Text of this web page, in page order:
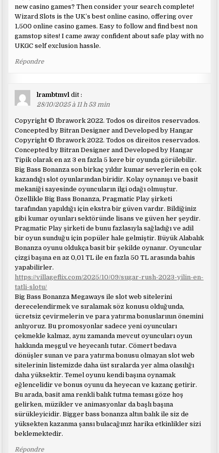
new casino games? Then consider your search complete!
Wizard Slots is the UK’s best online casino, offering over
1,500 online casino games. Easy to follow and find best non
gamstop sites! I came away confident about safe play with no
UKGC self exclusion hassle.
Répondre
lrambtmvl dit :
28/10/2025 à 11 h 53 min
Copyright © Ibrawork 2022. Todos os direitos reservados.
Concepted by Bitran Designer and Developed by Hangar
Copyright © Ibrawork 2022. Todos os direitos reservados.
Concepted by Bitran Designer and Developed by Hangar
Tipik olarak en az 3 en fazla 5 kere bir oyunda görülebilir.
Big Bass Bonanza son birkaç yıldır kumar severlerin en çok
kazandığı slot oyunlarından biridir. Kolay oynanışı ve basit
mekaniği sayesinde oyuncuların ilgi odağı olmuştur.
Özellikle Big Bass Bonanza, Pragmatic Play şirketi
tarafından yapıldığı için ekstra bir güven vardır. Bildiğiniz
gibi kumar oyunları sektöründe lisans ve güven her şeydir.
Pragmatic Play şirketi de bunu fazlasıyla sağladığı ve adil
bir oyun sunduğu için popüler hale gelmiştir. Büyük Alabalık
Bonanza oyunu oldukça basit bir şekilde oynanır. Oyuncular
çizgi başına en az 0,01 TL ile en fazla 50 TL arasında bahis
yapabilirler.
https://villageflix.com/2025/10/09/sugar-rush-2023-yilin-en-
tatli-slotu/
Big Bass Bonanza Megaways ile slot web sitelerini
derecelendirmek ve sıralamak söz konusu olduğunda,
ücretsiz çevirmelerin ve para yatırma bonuslarının önemini
anlıyoruz. Bu promosyonlar sadece yeni oyuncuları
çekmekle kalmaz, aynı zamanda mevcut oyuncuları oyun
hakkında meşgul ve heyecanlı tutar. Cömert bedava
dönüşler sunan ve para yatırma bonusu olmayan slot web
sitelerinin listemizde daha üst sıralarda yer alma olasılığı
daha yüksektir. Temel oyunu kendi başına oynamak
eğlencelidir ve bonus oyunu da heyecan ve kazanç getirir.
Bu arada, basit ama renkli balık tutma teması göze hoş
gelirken, müzikler ve animasyonlar da başlı başına
sürükleyicidir. Bigger bass bonanza altın balık ile siz de
yüksekten kazanma şansı bulacağınız harika etkinlikler sizi
beklemektedir.
Répondre